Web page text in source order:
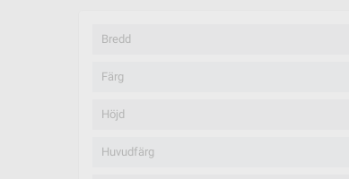
Bredd
Färg
Höjd
Huvudfärg